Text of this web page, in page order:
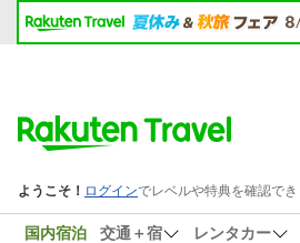
国内宿泊 交通＋宿 レンタカー